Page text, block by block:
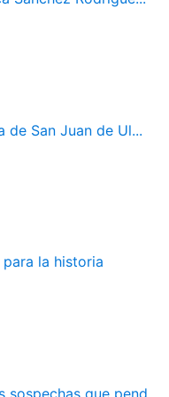
San Juan de Ul...
la historia
que pend...